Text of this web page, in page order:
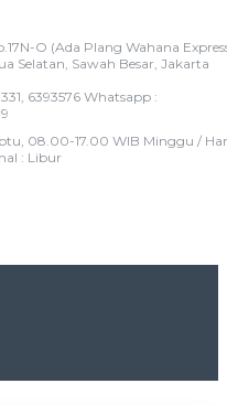
O (Ada Plang Wahana
Selatan, Sawah Besar, Jakarta
6393576 Whatsapp :
08.00-17.00 WIB Minggu /
: Libur